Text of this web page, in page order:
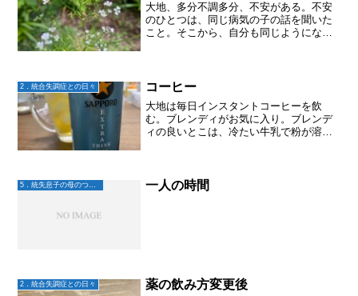
大地、多分不調多分、不安がある。不安
のひとつは、同じ病気の子の話を聞いた
こと。そこから、自分も同じようになっ
それぞれなんだから。と伝...
2．統合失調症との日々 コーヒー
大地は毎日インスタントコーヒーを飲
む。ブレンディがお気に入り。ブレンデ
ィの良いとこは、冷たい牛乳で粉が溶
用買わないとなーとスーパーで...
5．統失息子の母のつぶやき 一人の時間
2．統合失調症との日々 薬の飲み方変更後